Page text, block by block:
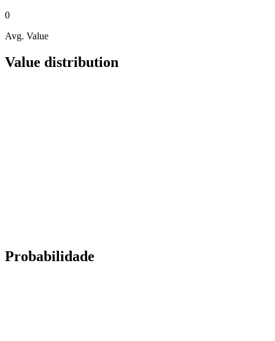
0
Avg. Value
Value distribution
Probabilidade